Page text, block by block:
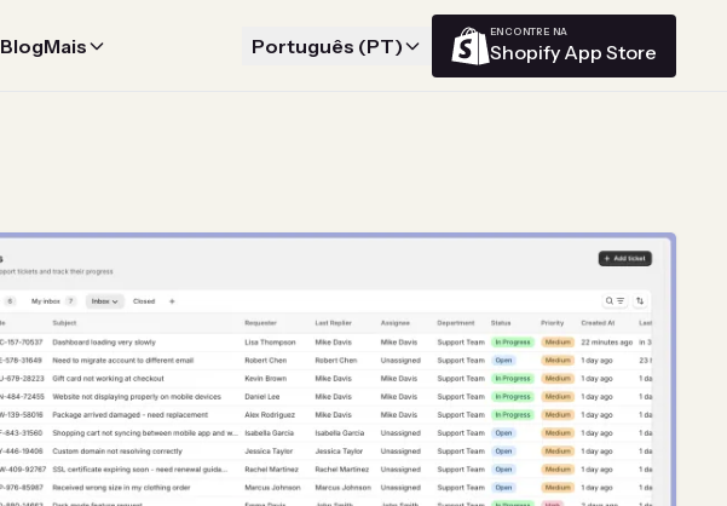
BlogMais Português (PT)
ENCONTRE NA
Shopify App Store